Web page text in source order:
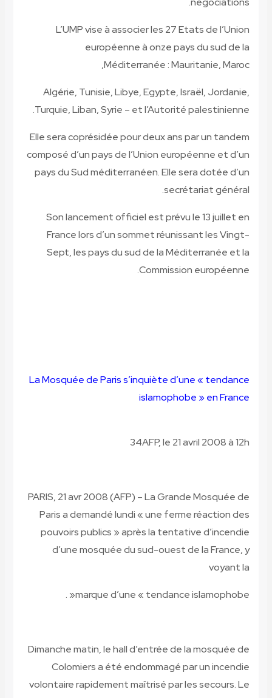
L’UMP vise à associer les 27 Etats de l’Union
européenne à onze pays du sud de la
Méditerranée : Mauritanie, Maroc,
Algérie, Tunisie, Libye, Egypte, Israël, Jordanie,
Turquie, Liban, Syrie – et l’Autorité palestinienne.
Elle sera coprésidée pour deux ans par un tandem
composé d’un pays de l’Union européenne et d’un
pays du Sud méditerranéen. Elle sera dotée d’un
secrétariat général.
Son lancement officiel est prévu le 13 juillet en
France lors d’un sommet réunissant les Vingt-
Sept, les pays du sud de la Méditerranée et la
Commission européenne.
La Mosquée de Paris s’inquiète d’une « tendance
islamophobe » en France
AFP, le 21 avril 2008 à12h
34
PARIS, 21 avr 2008 (AFP) – La Grande Mosquée de
Paris a demandé lundi « une ferme réaction des
pouvoirs publics » après la tentative d’incendie
d’une mosquée du sud-ouest de la France, y
voyant la
marque d’une « tendance islamophobe
« .
Dimanche matin, le hall d’entrée de la mosquée de
Colomiers a été endommagé par un incendie
volontaire rapidement maîtrisé par les secours. Le